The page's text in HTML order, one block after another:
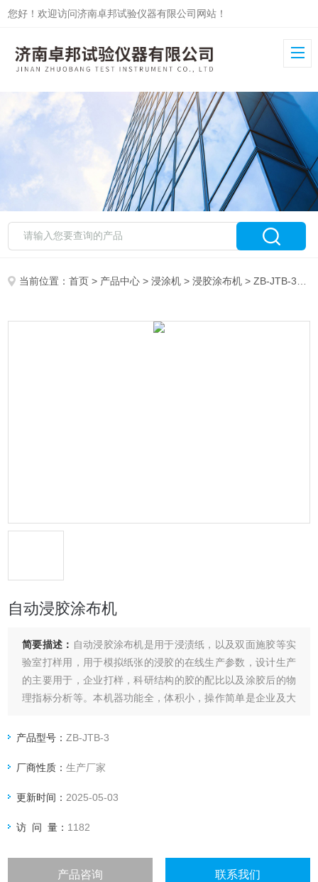
您好！欢迎访问济南卓邦试验仪器有限公司网站！
当前位置：首页 > 产品中心 >浸涂机 >浸胶涂布机 > ZB-JTB-3自动浸胶涂布机
自动浸胶涂布机
简要描述： 自动浸胶涂布机是用于浸渍纸，以及双面施胶等实
验室打样用，用于模拟纸张的浸胶的在线生产参数，设计生产
的主要用于，企业打样，科研结构的胶的配比以及涂胶后的物
理指标分析等。本机器功能全，体积小，操作简单是企业及大
产品型号：ZB-JTB-3
厂商性质：生产厂家
更新时间： 2025-05-03
访 问 量： 1182
产品咨询 联系我们